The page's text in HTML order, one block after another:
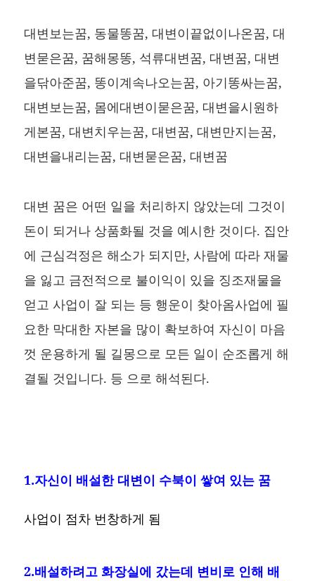
대변보는꿈, 동물똥꿈, 대변이끝없이나온꿈, 대
변묻은꿈, 꿈해몽똥, 석류대변꿈, 대변꿈, 대변
을닦아준꿈, 똥이계속나오는꿈, 아기똥싸는꿈,
대변보는꿈, 몸에대변이묻은꿈, 대변을시원하
게본꿈, 대변치우는꿈, 대변꿈, 대변만지는꿈,
대변을내리는꿈, 대변묻은꿈, 대변꿈
대변 꿈은 어떤 일을 처리하지 않았는데 그것이
돈이 되거나 상품화될 것을 예시한 것이다. 집안
에 근심걱정은 해소가 되지만, 사람에 따라 재물
을 잃고 금전적으로 불이익이 있을 징조재물을
얻고 사업이 잘 되는 등 행운이 찾아옴사업에 필
요한 막대한 자본을 많이 확보하여 자신이 마음
껏 운용하게 될 길몽으로 모든 일이 순조롭게 해
결될 것입니다. 등 으로 해석된다.
1.자신이 배설한 대변이 수북이 쌓여 있는 꿈
사업이 점차 번창하게 됨
2.배설하려고 화장실에 갔는데 변비로 인해 배